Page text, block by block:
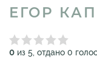
ЕГОР
0 из 5, отдано 0